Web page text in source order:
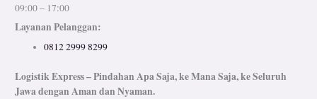
09:00 – 17:00
Layanan Pelanggan:
0812 2999 8299
Logistik Express – Pindahan Apa Saja, ke Mana Saja, ke Seluruh
Jawa dengan Aman dan Nyaman.